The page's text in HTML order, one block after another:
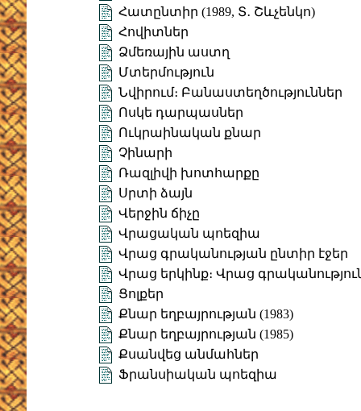
Հատընտիր (1989, Տ․ Շևչենկո)
Հովիտներ
Ձմեռային աստղ
Մտերմություն
Նվիրում։ Բանաստեղծություններ
Ոսկե դարպասներ
Ուկրաինական քնար
Չինարի
Ռազլիվի խոտհարքը
Սրտի ձայն
Վերջին ճիչը
Վրացական պոեզիա
Վրաց գրականության ընտիր էջեր
Վրաց երկինք։ Վրաց
Ցոլքեր
Քնար եղբայրության (1983)
Քնար եղբայրության (1985)
Քսանվեց անմահներ
Ֆրանսիական պոեզիա